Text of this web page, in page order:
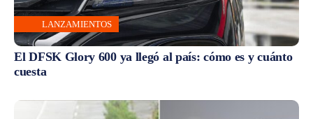
LANZAMIENTOS
El DFSK Glory 600 ya llegó al país: cómo es y cuánto
cuesta